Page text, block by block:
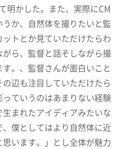
明かした。また、実際にCM
か、自然体を撮りたいと監
トとか見ていただけたらわ
ら、監督と話そしながら撮
。、監督さんが面白いこと
辺も注目していただけたら
ていうのはあまりない経験
まれたアイディアみたいな
僕としてはより自然体に近
います。」とし全体が魅力